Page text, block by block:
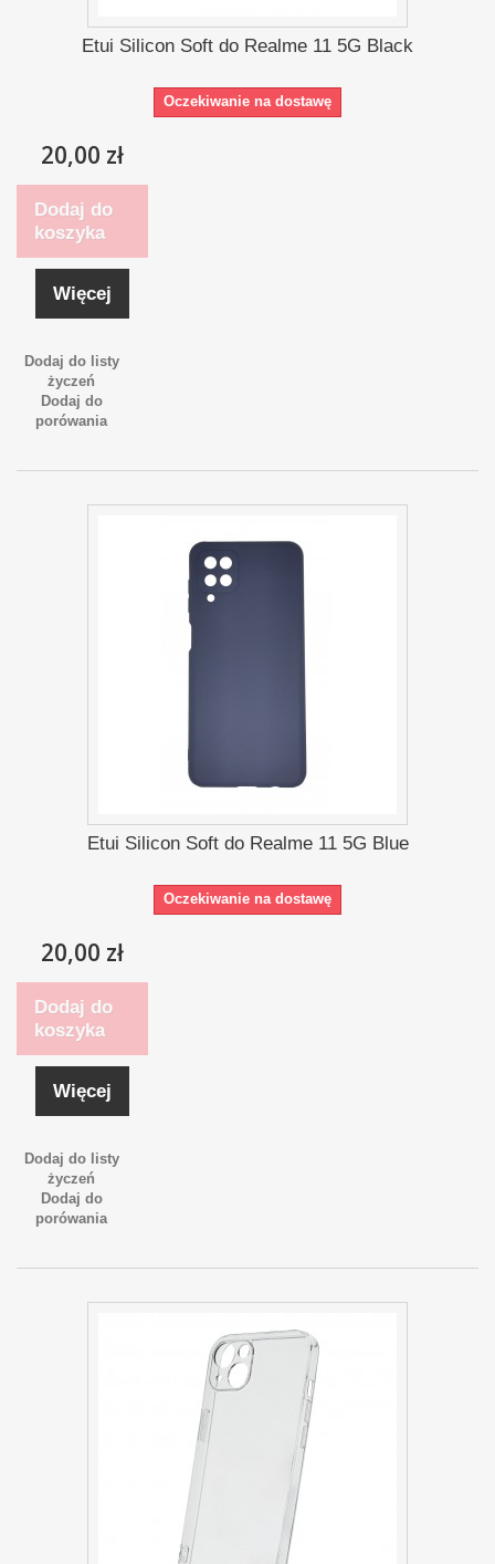
Etui Silicon Soft do Realme 11 5G Black
Oczekiwanie na dostawę
20,00 zł
Dodaj do
koszyka
Więcej
Dodaj do listy
życzeń
Dodaj do
porówania
Etui Silicon Soft do Realme 11 5G Blue
Oczekiwanie na dostawę
20,00 zł
Dodaj do
koszyka
Więcej
Dodaj do listy
życzeń
Dodaj do
porówania